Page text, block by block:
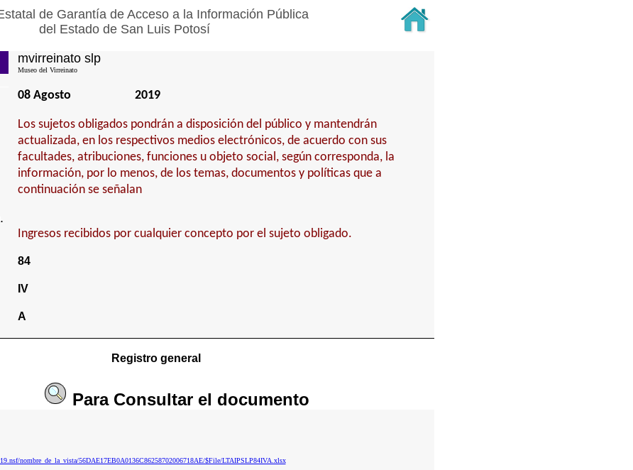
de Garantía de Acceso a la Información Pública
del Estado de San Luis Potosí
mvirreinato slp
Museo del Virreinato
08 Agosto 2019
Los sujetos obligados pondrán a disposición del público y mantendrán
actualizada, en los respectivos medios electrónicos, de acuerdo con sus
facultades, atribuciones, funciones u objeto social, según corresponda, la
información, por lo menos, de los temas, documentos y políticas que a
continuación se señalan
Ingresos recibidos por cualquier concepto por el sujeto obligado.
84
IV
A
Registro general
Para Consultarel documento
nombre_de_la_vista/56DAE17EB0A0136C86258702006718AE/$File/LTAIPSLP84IVA.xlsx